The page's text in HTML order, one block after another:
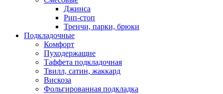
Джинса
Рип-стоп
Тренчи, парки, брюки
Подкладочные
Комфорт
Пуходержащие
Таффета подкладочная
Твилл, сатин, жаккард
Вискоза
Фольгированная подкладка